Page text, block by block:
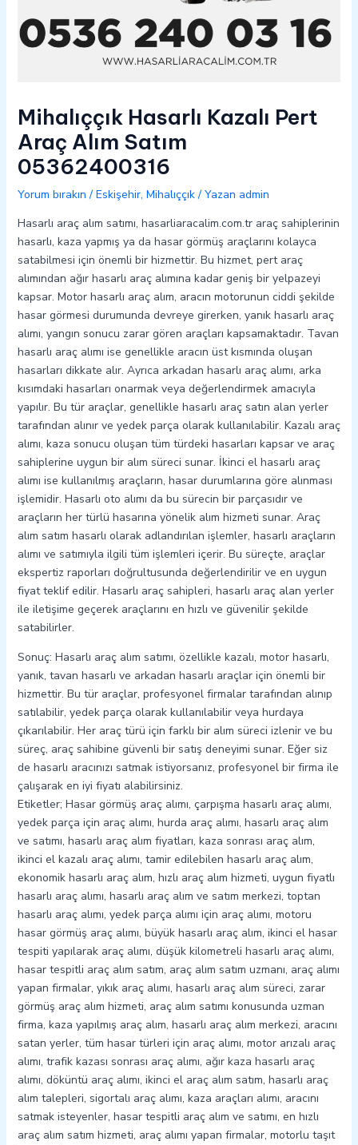
Mihalıççık Hasarlı Kazalı Pert
Araç Alım Satım
05362400316
Yorum bırakın / Eskişehir, Mihalıççık/ Yazan admin
Hasarlı araç alım satımı, hasarliaracalim.com.tr araç sahiplerinin
hasarlı, kaza yapmış ya da hasar görmüş araçlarını kolayca
satabilmesi için önemli bir hizmettir. Bu hizmet, pert araç
alımından ağır hasarlı araç alımına kadar geniş bir yelpazeyi
kapsar. Motor hasarlı araç alım, aracın motorunun ciddi şekilde
hasar görmesi durumunda devreye girerken, yanık hasarlı araç
alımı, yangın sonucu zarar gören araçları kapsamaktadır. Tavan
hasarlı araç alımı ise genellikle aracın üst kısmında oluşan
hasarları dikkate alır. Ayrıca arkadan hasarlı araç alımı, arka
kısımdaki hasarları onarmak veya değerlendirmek amacıyla
yapılır. Bu tür araçlar, genellikle hasarlı araç satın alan yerler
tarafından alınır ve yedek parça olarak kullanılabilir. Kazalı araç
alımı, kaza sonucu oluşan tüm türdeki hasarları kapsar ve araç
sahiplerine uygun bir alım süreci sunar. İkinci el hasarlı araç
alımı ise kullanılmış araçların, hasar durumlarına göre alınması
işlemidir. Hasarlı oto alımı da bu sürecin bir parçasıdır ve
araçların her türlü hasarına yönelik alım hizmeti sunar. Araç
alım satım hasarlı olarak adlandırılan işlemler, hasarlı araçların
alımı ve satımıyla ilgili tüm işlemleri içerir. Bu süreçte, araçlar
ekspertiz raporları doğrultusunda değerlendirilir ve en uygun
fiyat teklif edilir. Hasarlı araç sahipleri, hasarlı araç alan yerler
ile iletişime geçerek araçlarını en hızlı ve güvenilir şekilde
satabilirler.
Sonuç: Hasarlı araç alım satımı, özellikle kazalı, motor hasarlı,
yanık, tavan hasarlı ve arkadan hasarlı araçlar için önemli bir
hizmettir. Bu tür araçlar, profesyonel firmalar tarafından alınıp
satılabilir, yedek parça olarak kullanılabilir veya hurdaya
çıkarılabilir. Her araç türü için farklı bir alım süreci izlenir ve bu
süreç, araç sahibine güvenli bir satış deneyimi sunar. Eğer siz
de hasarlı aracınızı satmak istiyorsanız, profesyonel bir firma ile
çalışarak en iyi fiyatı alabilirsiniz.
Etiketler; Hasar görmüş araç alımı, çarpışma hasarlı araç alımı,
yedek parça için araç alımı, hurda araç alımı, hasarlı araç alım
ve satımı, hasarlı araç alım fiyatları, kaza sonrası araç alım,
ikinci el kazalı araç alımı, tamir edilebilen hasarlı araç alım,
ekonomik hasarlı araç alım, hızlı araç alım hizmeti, uygun fiyatlı
hasarlı araç alımı, hasarlı araç alım ve satım merkezi, toptan
hasarlı araç alımı, yedek parça alımı için araç alımı, motoru
hasar görmüş araç alımı, büyük hasarlı araç alım, ikinci el hasar
tespiti yapılarak araç alımı, düşük kilometreli hasarlı araç alımı,
hasar tespitli araç alım satım, araç alım satım uzmanı, araç alımı
yapan firmalar, yıkık araç alımı, hasarlı araç alım süreci, zarar
görmüş araç alım hizmeti, araç alım satımı konusunda uzman
firma, kaza yapılmış araç alım, hasarlı araç alım merkezi, aracını
satan yerler, tüm hasar türleri için araç alımı, motor arızalı araç
alımı, trafik kazası sonrası araç alımı, ağır kaza hasarlı araç
alımı, döküntü araç alımı, ikinci el araç alım satım, hasarlı araç
alım talepleri, sigortalı araç alımı, kaza araçları alımı, aracını
satmak isteyenler, hasar tespitli araç alım ve satımı, en hızlı
araç alım satım hizmeti, araç alımı yapan firmalar, motorlu taşıt